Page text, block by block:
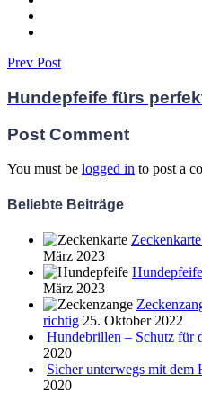
Prev Post
Hundepfeife fürs
Post Comment
You must be logged in to post a
Beliebte Beiträge
März 2023
März 2023
richtig 25. Oktober 2022
Hundebrillen – Schutz für
2020
Sicher unterwegs mit dem
2020